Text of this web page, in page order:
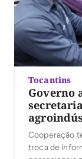
Tocantins
Governo
Cooperação
troca de